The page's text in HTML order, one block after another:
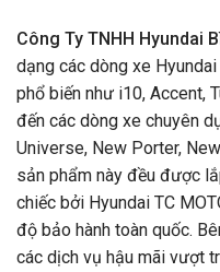
Công Ty TNHH Hyundai
dạng các dòng xe
phổ biến như i10, Accent,
đến các dòng xe chuyên
Universe, New Porter,
sản phẩm này đều được
chiếc bởi Hyundai TC
độ bảo hành toàn quốc.
các dịch vụ hậu mãi vượt